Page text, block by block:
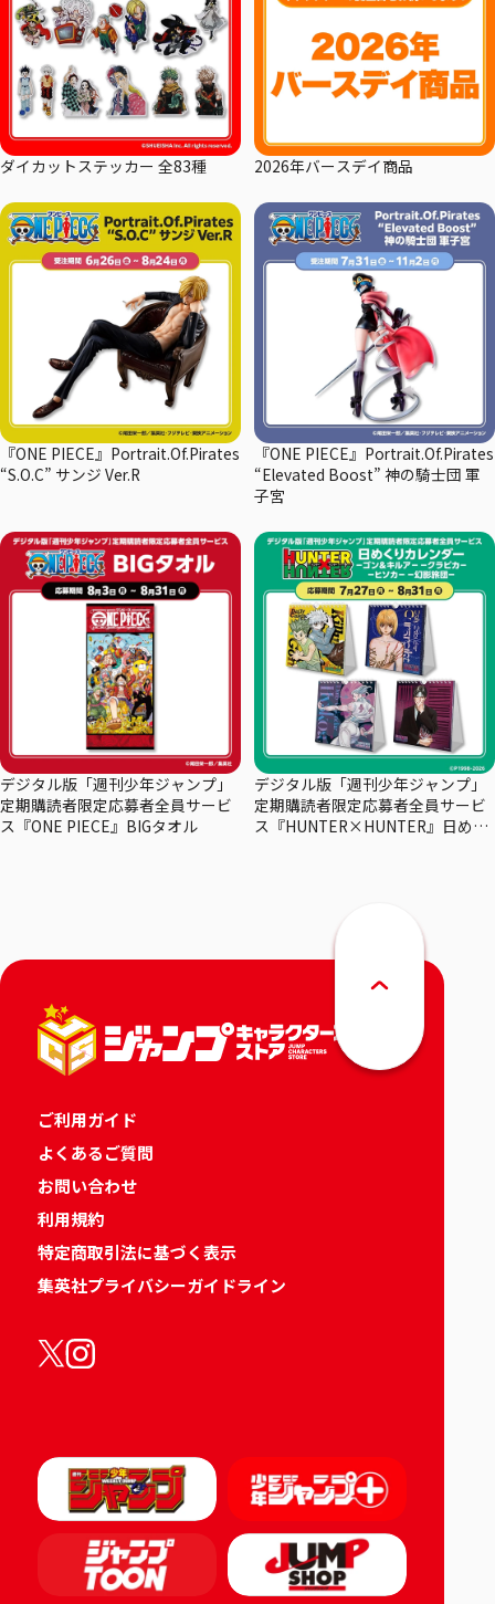
ダイカットステッカー 全83種 2026年バースデイ商品
『ONE PIECE』Portrait.Of.Pirates
“S.O.C” サンジ Ver.R
『ONE PIECE』Portrait.Of.Pirates
“Elevated Boost” 神の騎士団 軍
子宮
デジタル版「週刊少年ジャンプ」
定期購読者限定応募者全員サービ
ス『ONE PIECE』BIGタオル
デジタル版「週刊少年ジャンプ」
定期購読者限定応募者全員サービ
ス『HUNTER×HUNTER』日めく
ご利用ガイド
よくあるご質問
お問い合わせ
利用規約
特定商取引法に基づく表示
集英社プライバシーガイドライン